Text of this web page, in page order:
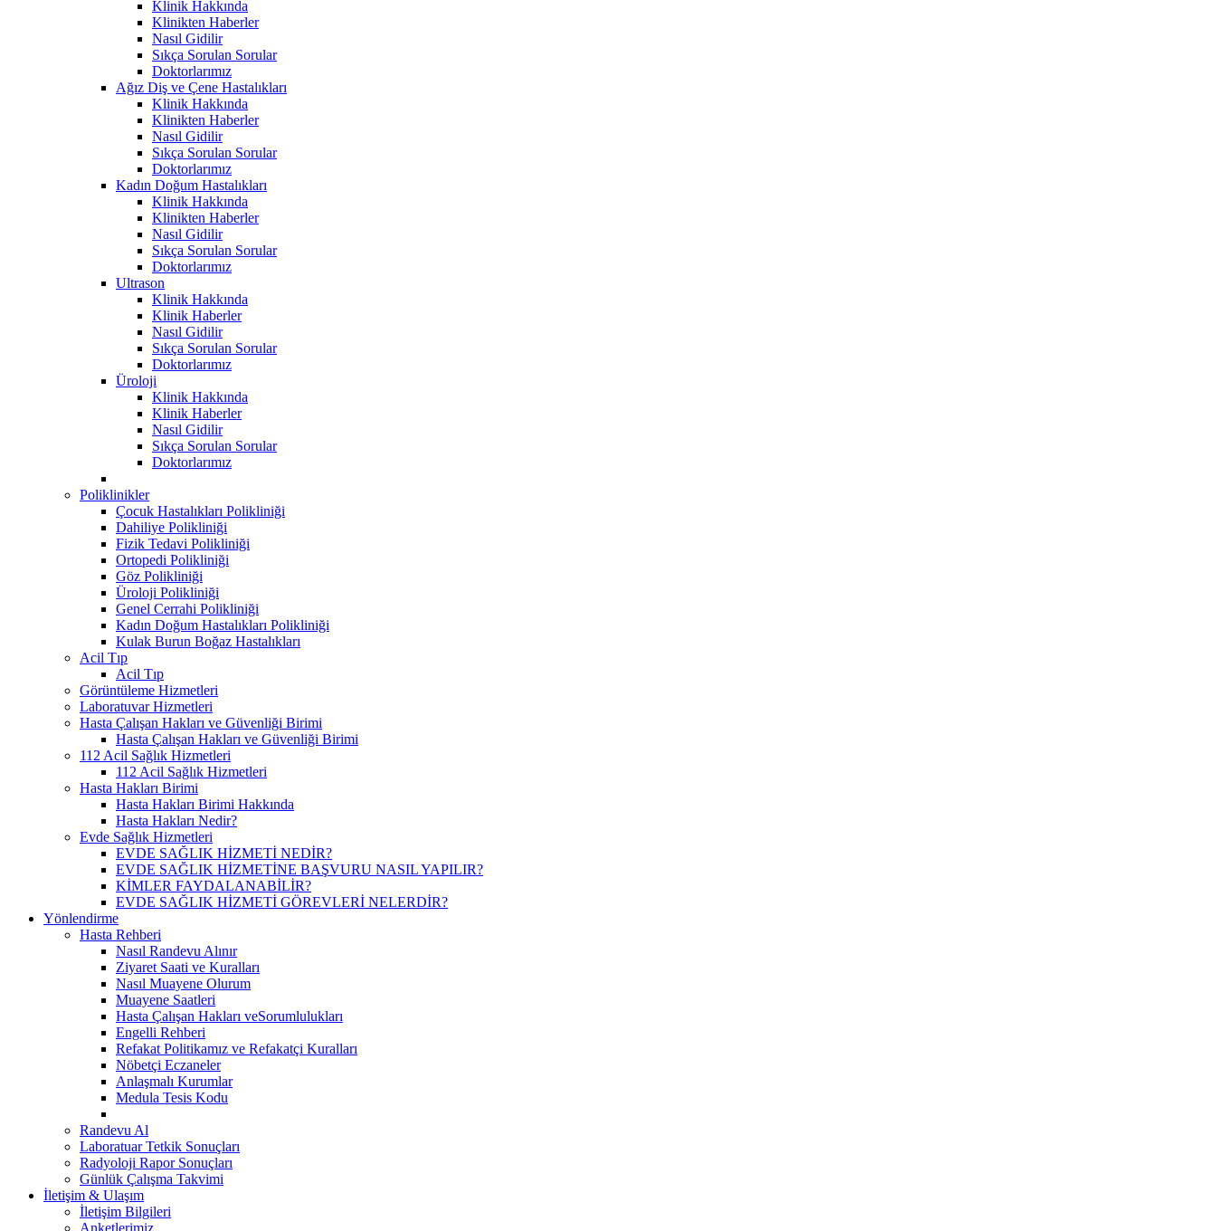
Klinik Hakkında
Klinikten Haberler
Nasıl Gidilir
Sıkça Sorulan Sorular
Doktorlarımız
Ağız Diş ve Çene Hastalıkları
Klinik Hakkında
Klinikten Haberler
Nasıl Gidilir
Sıkça Sorulan Sorular
Doktorlarımız
Kadın Doğum Hastalıkları
Klinik Hakkında
Klinikten Haberler
Nasıl Gidilir
Sıkça Sorulan Sorular
Doktorlarımız
Ultrason
Klinik Hakkında
Klinik Haberler
Nasıl Gidilir
Sıkça Sorulan Sorular
Doktorlarımız
Üroloji
Klinik Hakkında
Klinik Haberler
Nasıl Gidilir
Sıkça Sorulan Sorular
Doktorlarımız
Poliklinikler
Çocuk Hastalıkları Polikliniği
Dahiliye Polikliniği
Fizik Tedavi Polikliniği
Ortopedi Polikliniği
Göz Polikliniği
Üroloji Polikliniği
Genel Cerrahi Polikliniği
Kadın Doğum Hastalıkları Polikliniği
Kulak Burun Boğaz Hastalıkları
Acil Tıp
Acil Tıp
Görüntüleme Hizmetleri
Laboratuvar Hizmetleri
Hasta Çalışan Hakları ve Güvenliği Birimi
Hasta Çalışan Hakları ve Güvenliği Birimi
112 Acil Sağlık Hizmetleri
112 Acil Sağlık Hizmetleri
Hasta Hakları Birimi
Hasta Hakları Birimi Hakkında
Hasta Hakları Nedir?
Evde Sağlık Hizmetleri
EVDE SAĞLIK HİZMETİ NEDİR?
EVDE SAĞLIK HİZMETİNE BAŞVURU NASIL YAPILIR?
KİMLER FAYDALANABİLİR?
EVDE SAĞLIK HİZMETİ GÖREVLERİ NELERDİR?
Yönlendirme
Hasta Rehberi
Nasıl Randevu Alınır
Ziyaret Saati ve Kuralları
Nasıl Muayene Olurum
Muayene Saatleri
Hasta Çalışan Hakları veSorumlulukları
Engelli Rehberi
Refakat Politikamız ve Refakatçi Kuralları
Nöbetçi Eczaneler
Anlaşmalı Kurumlar
Medula Tesis Kodu
Randevu Al
Laboratuar Tetkik Sonuçları
Radyoloji Rapor Sonuçları
Günlük Çalışma Takvimi
İletişim & Ulaşım
İletişim Bilgileri
Anketlerimiz